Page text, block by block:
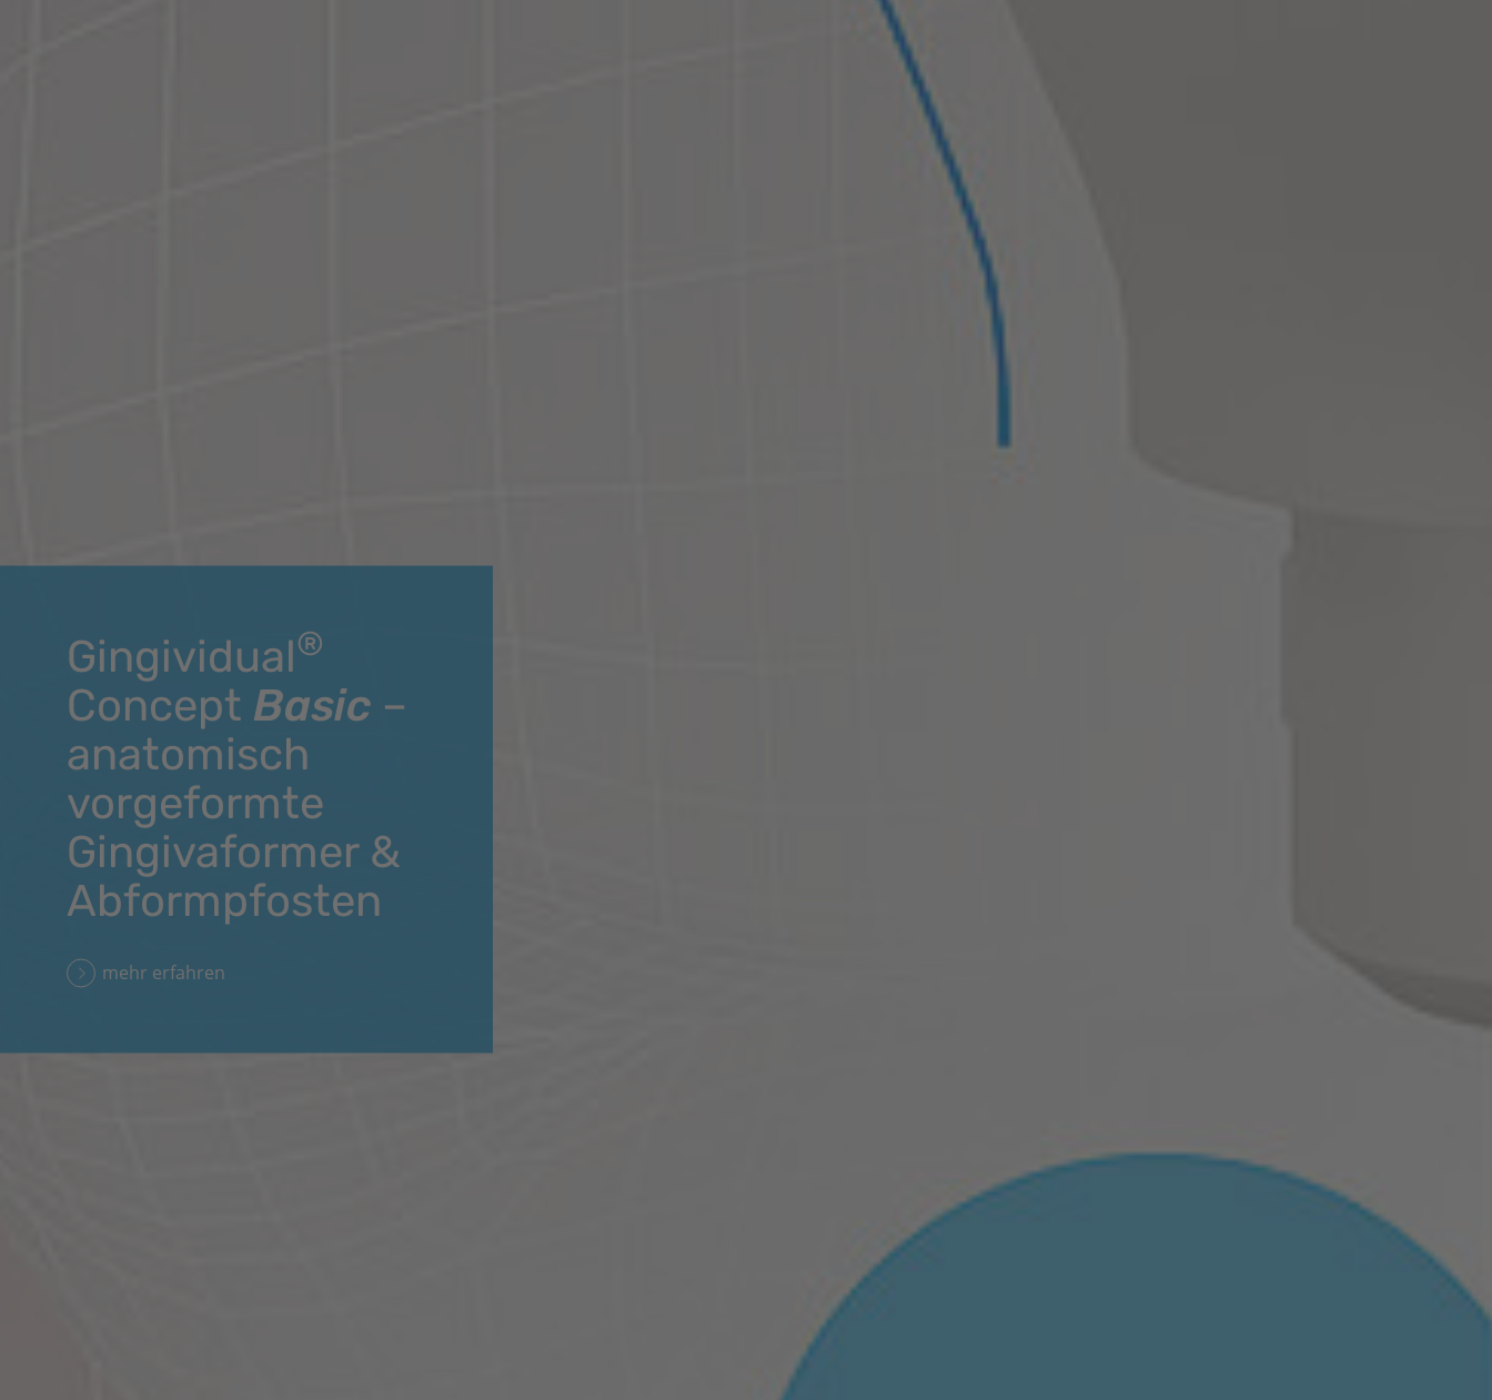
Gingividual®
Concept Basic –
anatomisch
vorgeformte
Gingivaformer &
Abformpfosten
mehr erfahren